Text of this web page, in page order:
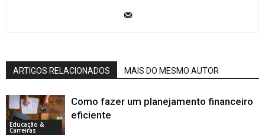
ARTIGOS RELACIONADOS MAIS DO MESMO AUTOR
Educação &
Carreiras
Como fazer um planejamento financeiro
eficiente